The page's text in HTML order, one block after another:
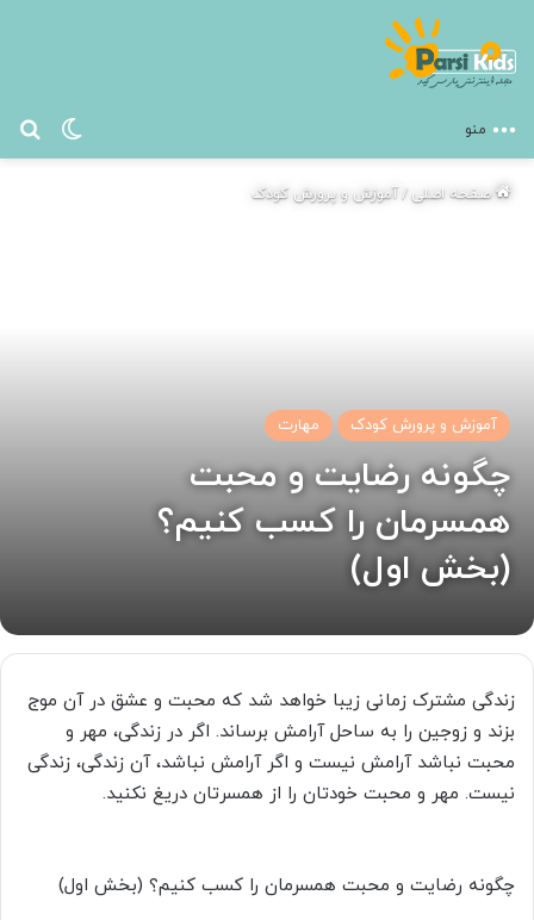
منو
صفحه اصلی/آموزش و پرورش کودک
آموزش و پرورش کودک مهارت
چگونه رضایت و محبت
همسرمان را کسب کنیم؟
(بخش اول)
زندگی مشترک زمانی زیبا خواهد شد که محبت و عشق در آن موج
بزند و زوجین را به ساحل آرامش برساند. اگر در زندگی، مهر و
محبت نباشد آرامش نیست و اگر آرامش نباشد، آن زندگی، زندگی
نیست. مهر و محبت خودتان را از همسرتان دریغ نکنید.
چگونه رضایت و محبت همسرمان را کسب کنیم؟ (بخش اول)